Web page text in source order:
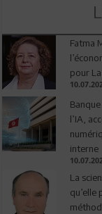
Fatma
pour La
l’IA,
interne
La
qu’elle